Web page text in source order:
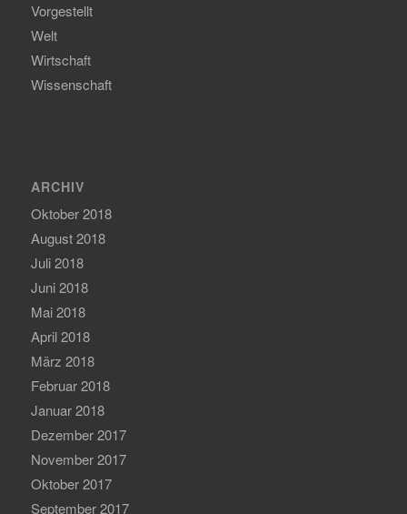
Vorgestellt
Welt
Wirtschaft
Wissenschaft
ARCHIV
Oktober 2018
August 2018
Juli 2018
Juni 2018
Mai 2018
April 2018
März 2018
Februar 2018
Januar 2018
Dezember 2017
November 2017
Oktober 2017
September 2017